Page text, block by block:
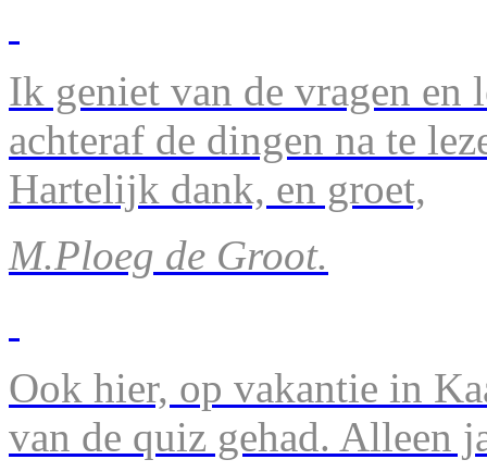
Ik geniet van de vragen en
achteraf de dingen na te
Hartelijk dank, en groet,
M.Ploeg de Groot.
Ook hier, op vakantie in
van de quiz gehad. Alleen